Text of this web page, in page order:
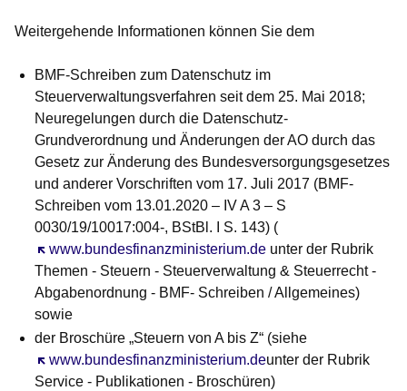
Weitergehende Informationen können Sie dem
BMF-Schreiben zum Datenschutz im
Steuerverwaltungsverfahren seit dem 25. Mai 2018;
Neuregelungen durch die Datenschutz-
Grundverordnung und Änderungen der AO durch das
Gesetz zur Änderung des Bundesversorgungsgesetzes
und anderer Vorschriften vom 17. Juli 2017 (BMF-
Schreiben vom 13.01.2020 – IV A 3 – S
0030/19/10017:004-, BStBl. I S. 143) (
www.bundesfinanzministerium.de
Öffnet sich in einem neuen Fenster
unter der Rubrik
Themen - Steuern - Steuerverwaltung & Steuerrecht -
Abgabenordnung - BMF- Schreiben / Allgemeines)
sowie
der Broschüre „Steuern von A bis Z“ (siehe
www.bundesfinanzministerium.de
Öffnet sich in einem neuen Fenster unter der Rubrik
Service - Publikationen - Broschüren)